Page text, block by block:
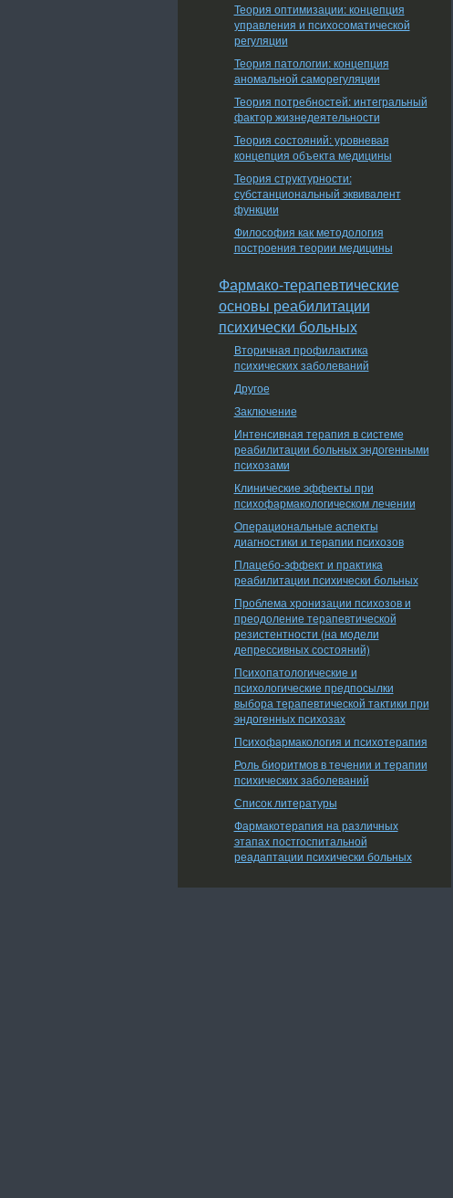
Теория оптимизации: концепция
управления и психосоматической
регуляции
Теория патологии: концепция
аномальной саморегуляции
Теория потребностей: интегральный
фактор жизнедеятельности
Теория состояний: уровневая
концепция объекта медицины
Теория структурности:
субстанциональный эквивалент
функции
Философия как методология
построения теории медицины
Фармако-терапевтические
основы реабилитации
психически больных
Вторичная профилактика
психических заболеваний
Другое
Заключение
Интенсивная терапия в системе
реабилитации больных эндогенными
психозами
Клинические эффекты при
психофармакологическом лечении
Операциональные аспекты
диагностики и терапии психозов
Плацебо-эффект и практика
реабилитации психически больных
Проблема хронизации психозов и
преодоление терапевтической
резистентности (на модели
депрессивных состояний)
Психопатологические и
психологические предпосылки
выбора терапевтической тактики при
эндогенных психозах
Психофармакология и психотерапия
Роль биоритмов в течении и терапии
психических заболеваний
Список литературы
Фармакотерапия на различных
этапах постгоспитальной
реадаптации психически больных